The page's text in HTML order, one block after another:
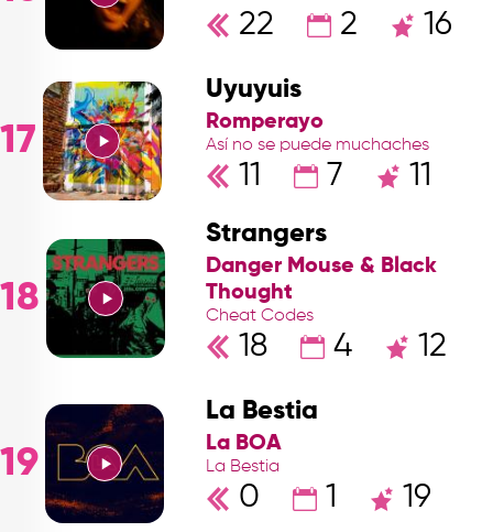
22 2 16
17
Uyuyuis
Romperayo
Así no se puede muchaches
11 7 11
18
Strangers
Danger Mouse & Black
Thought
Cheat Codes
18 4 12
19
La Bestia
La BOA
La Bestia
0 1 19